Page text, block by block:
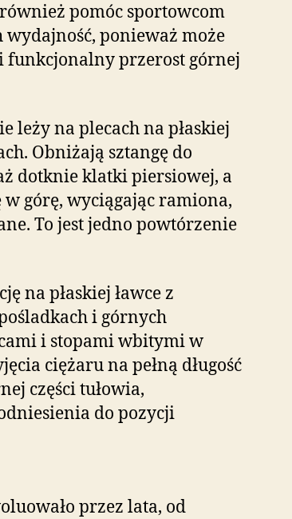
pomóc sportowcom
ponieważ może
funkcjonalny przerost górnej
leży na plecach na płaskiej
Obniżają sztangę do
dotknie klatki piersiowej, a
górę, wyciągając ramiona,
To jest jedno powtórzenie
na płaskiej ławce z
i górnych
i stopami wbitymi w
ciężaru na pełną długość
części tułowia,
do pozycji
przez lata, od